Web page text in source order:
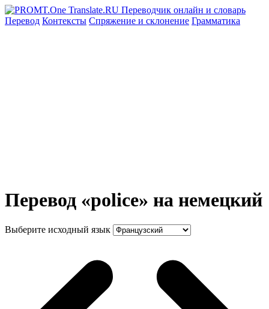
Перевод Контексты Спряжение и склонение Грамматика
Перевод «police» на немецкий
Выберите исходный язык